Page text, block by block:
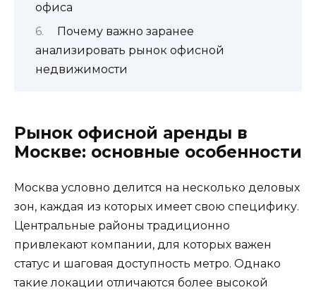
офиса
Почему важно заранее
анализировать рынок офисной
недвижимости
Рынок офисной аренды в
Москве: основные особенности
Москва условно делится на несколько деловых
зон, каждая из которых имеет свою специфику.
Центральные районы традиционно
привлекают компании, для которых важен
статус и шаговая доступность метро. Однако
такие локации отличаются более высокой